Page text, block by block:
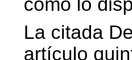
La citada
artículo